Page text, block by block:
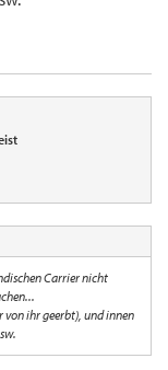
Carrier nicht
von ihr geerbt), und innen